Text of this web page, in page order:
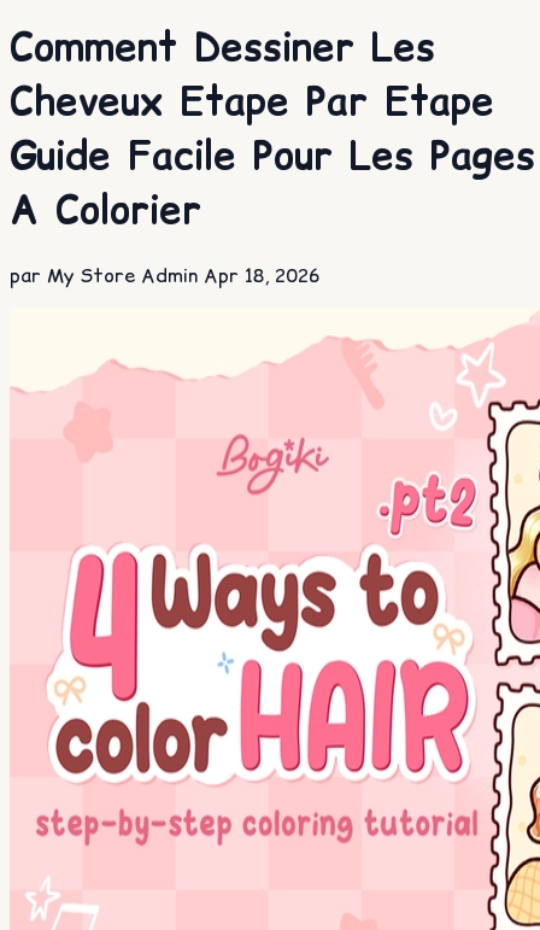
Comment Dessiner Les
Cheveux Etape Par Etape
Guide Facile Pour Les Pages
A Colorier
par My Store Admin Apr 18, 2026